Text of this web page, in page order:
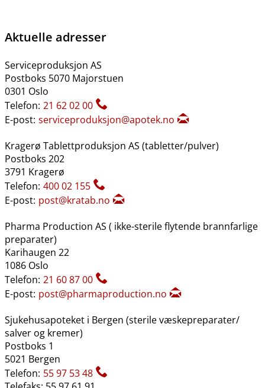
Aktuelle adresser
Serviceproduksjon AS
Postboks 5070 Majorstuen
0301 Oslo
Telefon: 21 62 02 00
E-post: serviceproduksjon@apotek.no
Kragerø Tablettproduksjon AS (tabletter​/​pulver)
Postboks 202
3791 Kragerø
Telefon: 400 02 155
E-post: post@kratab.no
Pharma Production AS ( ikke-sterile flytende brannfarlige
preparater)
Karihaugen 22
1086 Oslo
Telefon: 21 60 87 00
E-post: post@pharmaproduction.no
Sjukehusapoteket i Bergen (sterile væskepreparater​/​
salver og kremer)
Postboks 1
5021 Bergen
Telefon: 55 97 53 48